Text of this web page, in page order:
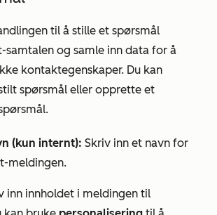
til å stille et spørsmål
samtalen og samle inn data for å
kontaktegenskaper. Du kan
spørsmål eller opprette et
(kun internt): Skriv inn et navn for
meldingen.
inn innholdet i meldingen til